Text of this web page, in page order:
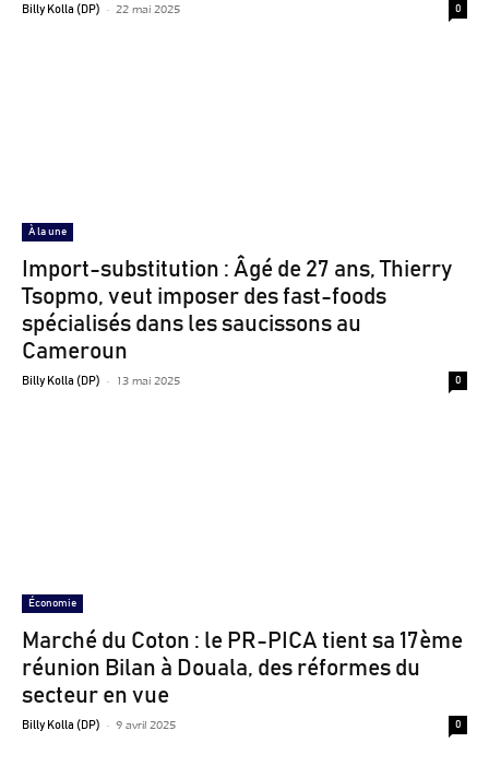
Billy Kolla (DP) - 22 mai 2025 0
À la une
Import-substitution : Âgé de 27 ans, Thierry
Tsopmo, veut imposer des fast-foods
spécialisés dans les saucissons au
Cameroun
Billy Kolla (DP) - 13 mai 2025 0
Économie
Marché du Coton : le PR-PICA tient sa 17ème
réunion Bilan à Douala, des réformes du
secteur en vue
Billy Kolla (DP) - 9 avril 2025 0